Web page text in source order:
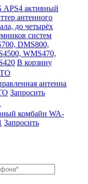
APS4 активный
антенного
до четырёх
систем
DMS800,
WMS470,
В корзину
антенна
Запросить
комбайн WA-
Запросить